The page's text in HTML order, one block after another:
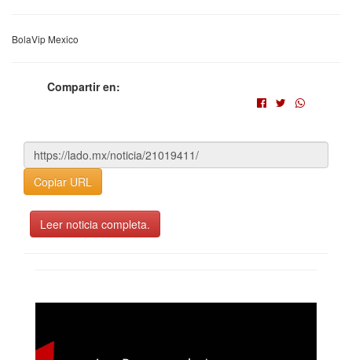
BolaVip Mexico
Compartir en:
Copiar URL
Leer noticia completa.